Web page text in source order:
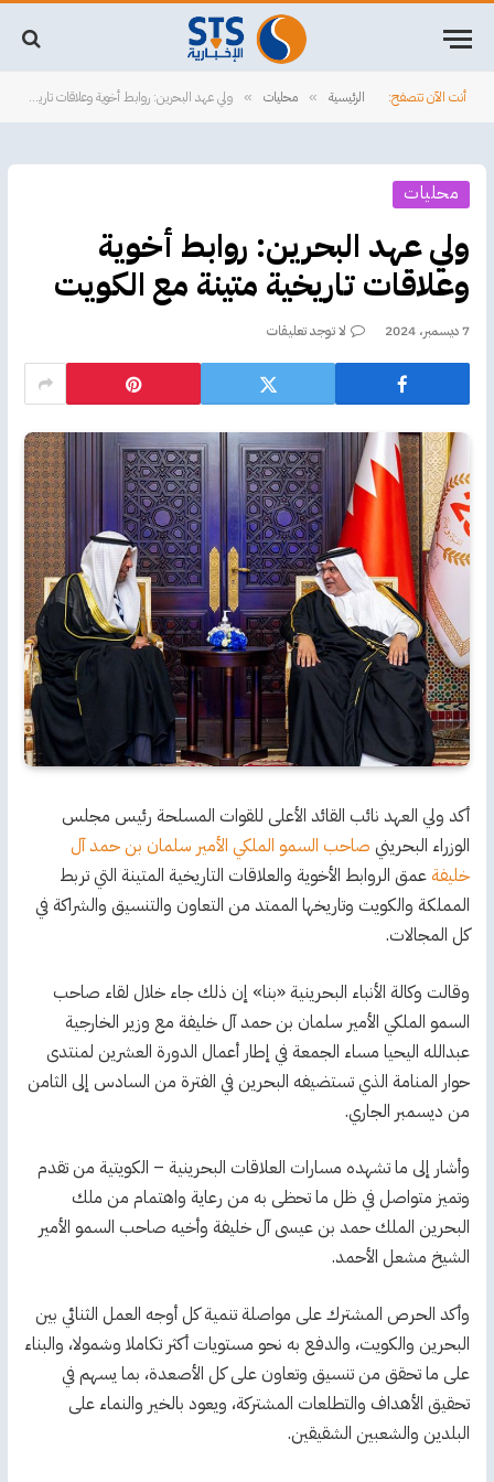
أنت الآن تتصفح: الرئيسية » محليات » ولي عهد البحرين: روابط أخوية وعلاقات تاريخية متينة مع الكويت
محليات
ولي عهد البحرين: روابط أخوية
وعلاقات تاريخية متينة مع الكويت
7 ديسمبر، 2024 لا توجد تعليقات
أكد ولي العهد نائب القائد الأعلى للقوات المسلحة رئيس مجلس
الوزراء البحريني صاحب السمو الملكي الأمير سلمان بن حمد آل
خليفة عمق الروابط الأخوية والعلاقات التاريخية المتينة التي تربط
المملكة والكويت وتاريخها الممتد من التعاون والتنسيق والشراكة في
كل المجالات.
وقالت وكالة الأنباء البحرينية «بنا» إن ذلك جاء خلال لقاء صاحب
السمو الملكي الأمير سلمان بن حمد آل خليفة مع وزير الخارجية
عبدالله اليحيا مساء الجمعة في إطار أعمال الدورة العشرين لمنتدى
حوار المنامة الذي تستضيفه البحرين في الفترة من السادس إلى الثامن
من ديسمبر الجاري.
وأشار إلى ما تشهده مسارات العلاقات البحرينية – الكويتية من تقدم
وتميز متواصل في ظل ما تحظى به من رعاية واهتمام من ملك
البحرين الملك حمد بن عيسى آل خليفة وأخيه صاحب السمو الأمير
الشيخ مشعل الأحمد.
وأكد الحرص المشترك على مواصلة تنمية كل أوجه العمل الثنائي بين
البحرين والكويت، والدفع به نحو مستويات أكثر تكاملا وشمولا، والبناء
على ما تحقق من تنسيق وتعاون على كل الأصعدة، بما يسهم في
تحقيق الأهداف والتطلعات المشتركة، ويعود بالخير والنماء على
البلدين والشعبين الشقيقين.